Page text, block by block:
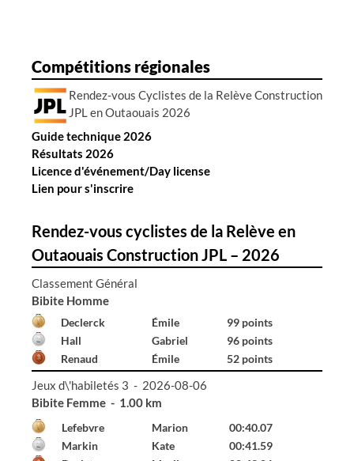
i
c
e
s
Compétitions régionales
Rendez-vous Cyclistes de la Relève Construction
JPL en Outaouais 2026
Guide technique 2026
Résultats 2026
Licence d'événement/Day license
Lien pour s'inscrire
Rendez-vous cyclistes de la Relève en
Outaouais Construction JPL – 2026
Classement Général
Bibite Homme
Declerck Émile
99 points
Hall
Gabriel
96 points
Renaud
Émile 52 points
Jeux d\'habiletés 3 - 2026-08-06
Bibite Homme - 1.00 km
Declerck Émile
00:41.65
Hall
Gabriel
01:24.87